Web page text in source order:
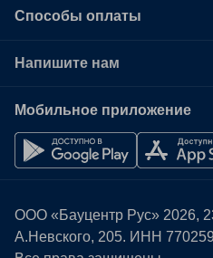
Способы оплаты
Напишите нам
Мобильное приложение
ООО «Бауцентр Рус» 2026,
А.Невского, 205. ИНН